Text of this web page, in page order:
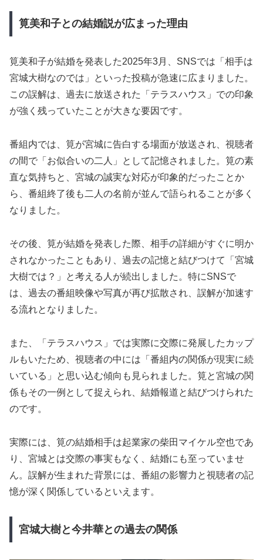
筧美和子との結婚説が広まった理由
筧美和子が結婚を発表した2025年3月、SNSでは「相手は
宮城大樹なのでは」といった投稿が急速に広まりました。
この誤解は、過去に放送された「テラスハウス」での印象
が強く残っていたことが大きな要因です。
番組内では、筧が宮城に告白する場面が放送され、視聴者
の間で「お似合いの二人」として記憶されました。筧の素
直な気持ちと、宮城の誠実な対応が印象的だったことか
ら、番組終了後も二人の名前が並んで語られることが多く
なりました。
その後、筧が結婚を発表した際、相手の詳細がすぐに明か
されなかったこともあり、過去の記憶と結びつけて「宮城
大樹では？」と考える人が続出しました。特にSNSで
は、過去の番組映像や写真が再び拡散され、誤解が加速す
る流れとなりました。
また、「テラスハウス」では実際に交際に発展したカップ
ルもいたため、視聴者の中には「番組内の関係が現実に続
いている」と思い込む傾向も見られました。筧と宮城の関
係もその一例として捉えられ、結婚報道と結びつけられた
のです。
実際には、筧の結婚相手は起業家の柴田マイケル空也であ
り、宮城とは交際の事実もなく、結婚にも至っていませ
ん。誤解が生まれた背景には、番組の影響力と視聴者の記
憶が深く関係しているといえます。
宮城大樹と今井華との過去の関係